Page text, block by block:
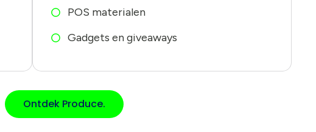
POS materialen
Gadgets en giveaways
Ontdek Produce.